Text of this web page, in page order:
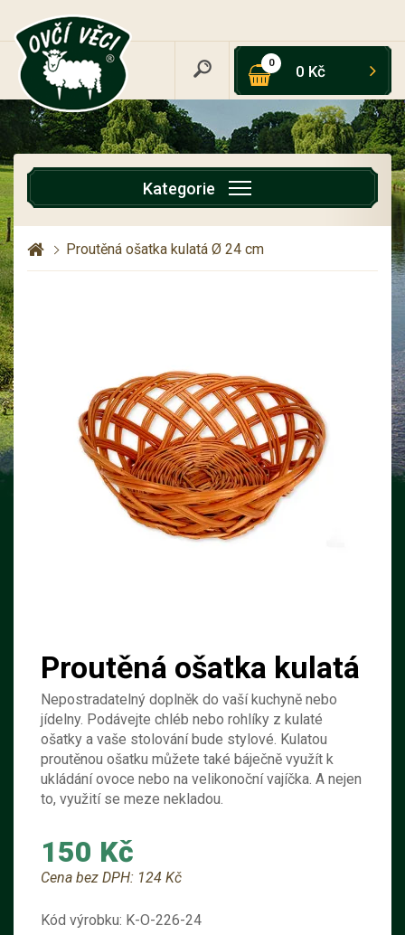
0 0 Kč
Kategorie
Proutěná ošatka kulatá Ø 24 cm
Proutěná ošatka kulatá
Nepostradatelný doplněk do vaší kuchyně nebo
jídelny. Podávejte chléb nebo rohlíky z kulaté
ošatky a vaše stolování bude stylové. Kulatou
proutěnou ošatku můžete také báječně využít k
ukládání ovoce nebo na velikonoční vajíčka. A nejen
to, využití se meze nekladou.
150 Kč
Cena bez DPH: 124 Kč
Kód výrobku: K-O-226-24